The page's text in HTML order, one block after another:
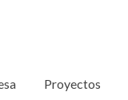
Proyectos